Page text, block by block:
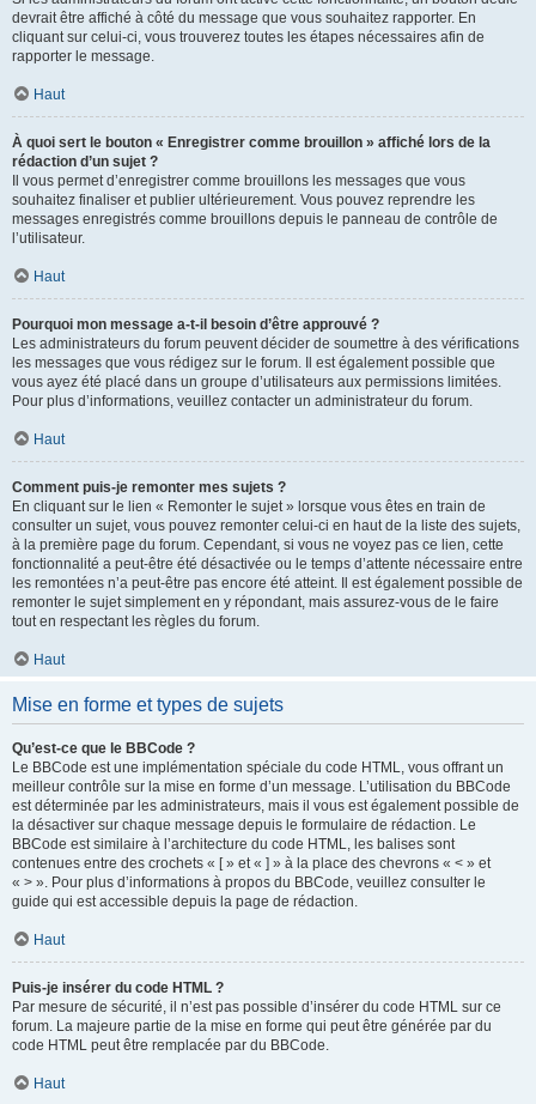
devrait être affiché à côté du message que vous souhaitez rapporter. En
cliquant sur celui-ci, vous trouverez toutes les étapes nécessaires afin de
rapporter le message.
Haut
À quoi sert le bouton « Enregistrer comme brouillon » affiché lors de la
rédaction d’un sujet ?
Il vous permet d’enregistrer comme brouillons les messages que vous
souhaitez finaliser et publier ultérieurement. Vous pouvez reprendre les
messages enregistrés comme brouillons depuis le panneau de contrôle de
l’utilisateur.
Haut
Pourquoi mon message a-t-il besoin d’être approuvé ?
Les administrateurs du forum peuvent décider de soumettre à des vérifications
les messages que vous rédigez sur le forum. Il est également possible que
vous ayez été placé dans un groupe d’utilisateurs aux permissions limitées.
Pour plus d’informations, veuillez contacter un administrateur du forum.
Haut
Comment puis-je remonter mes sujets ?
En cliquant sur le lien « Remonter le sujet » lorsque vous êtes en train de
consulter un sujet, vous pouvez remonter celui-ci en haut de la liste des sujets,
à la première page du forum. Cependant, si vous ne voyez pas ce lien, cette
fonctionnalité a peut-être été désactivée ou le temps d’attente nécessaire entre
les remontées n’a peut-être pas encore été atteint. Il est également possible de
remonter le sujet simplement en y répondant, mais assurez-vous de le faire
tout en respectant les règles du forum.
Haut
Mise en forme et types de sujets
Qu’est-ce que le BBCode ?
Le BBCode est une implémentation spéciale du code HTML, vous offrant un
meilleur contrôle sur la mise en forme d’un message. L’utilisation du BBCode
est déterminée par les administrateurs, mais il vous est également possible de
la désactiver sur chaque message depuis le formulaire de rédaction. Le
BBCode est similaire à l’architecture du code HTML, les balises sont
contenues entre des crochets « [ » et « ] » à la place des chevrons « < » et
« > ». Pour plus d’informations à propos du BBCode, veuillez consulter le
guide qui est accessible depuis la page de rédaction.
Haut
Puis-je insérer du code HTML ?
Par mesure de sécurité, il n’est pas possible d’insérer du code HTML sur ce
forum. La majeure partie de la mise en forme qui peut être générée par du
code HTML peut être remplacée par du BBCode.
Haut